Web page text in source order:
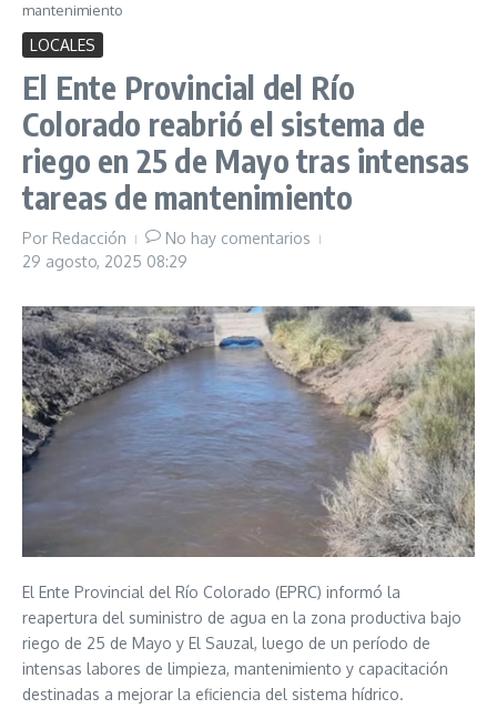
mantenimiento
LOCALES
El Ente Provincial del Río
Colorado reabrió el sistema de
riego en 25 de Mayo tras intensas
tareas de mantenimiento
Por Redacción
No hay comentarios
29 agosto, 2025 08:29
El Ente Provincial del Río Colorado (EPRC) informó la
reapertura del suministro de agua en la zona productiva bajo
riego de 25 de Mayo y El Sauzal, luego de un período de
intensas labores de limpieza, mantenimiento y capacitación
destinadas a mejorar la eficiencia del sistema hídrico.